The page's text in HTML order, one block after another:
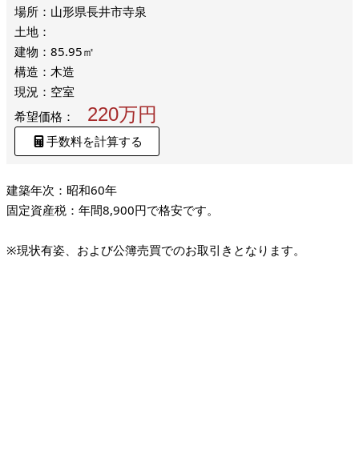
場所：山形県長井市寺泉
土地：
建物：85.95㎡
構造：木造
現況：空室
希望価格：
220万円
手数料を計算する
建築年次：昭和60年
固定資産税：年間8,900円で格安です。
※現状有姿、および公簿売買でのお取引きとなります。